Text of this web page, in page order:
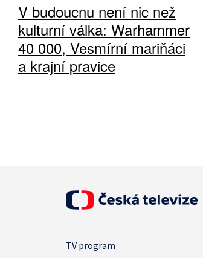
V budoucnu není nic než
kulturní válka: Warhammer
40 000, Vesmírní mariňáci
a krajní pravice
TV program